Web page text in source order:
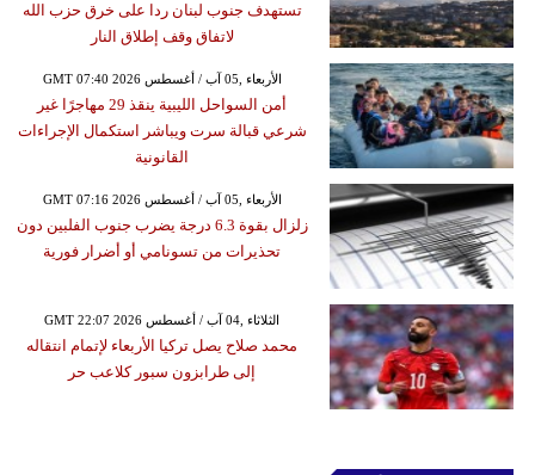
تستهدف جنوب لبنان ردا على خرق حزب الله
لاتفاق وقف إطلاق النار
GMT 07:40 2026 الأربعاء ,05 آب / أغسطس
أمن السواحل الليبية ينقذ 29 مهاجرًا غير
شرعي قبالة سرت ويباشر استكمال الإجراءات
القانونية
GMT 07:16 2026 الأربعاء ,05 آب / أغسطس
زلزال بقوة 6.3 درجة يضرب جنوب الفلبين دون
تحذيرات من تسونامي أو أضرار فورية
GMT 22:07 2026 الثلاثاء ,04 آب / أغسطس
محمد صلاح يصل تركيا الأربعاء لإتمام انتقاله
إلى طرابزون سبور كلاعب حر